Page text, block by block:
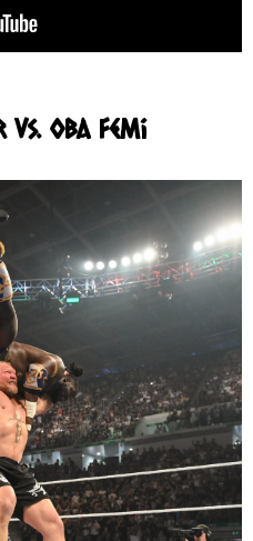
Oba Femi